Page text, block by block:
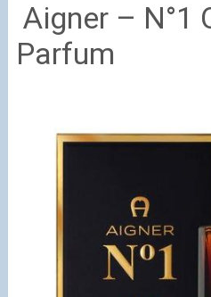
Aigner – N°1
Parfum